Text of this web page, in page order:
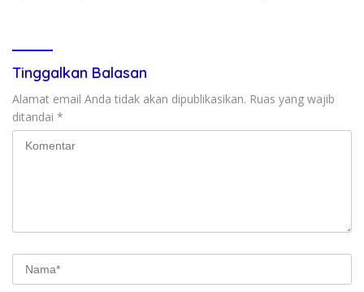
Tinggalkan Balasan
Alamat email Anda tidak akan dipublikasikan. Ruas yang wajib
ditandai *